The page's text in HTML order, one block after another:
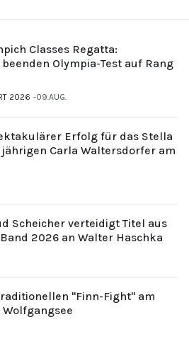
Classes Regatta:
Olympia-Test auf Rang
2026 09.AUG.
Erfolg für das Stella
jährigen Carla Waltersdorfer am
Scheicher verteidigt Titel aus
2026 an Walter Haschka
"Finn-Fight" am